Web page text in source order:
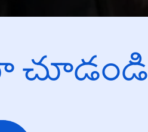
చూడండి